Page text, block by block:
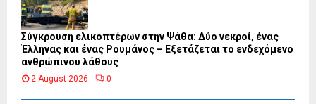
Σύγκρουση ελικοπτέρων στην Ψάθα: Δύο νεκροί, ένας
Έλληνας και ένας Ρουμάνος – Εξετάζεται το ενδεχόμενο
ανθρώπινου λάθους
2 August 2026 0